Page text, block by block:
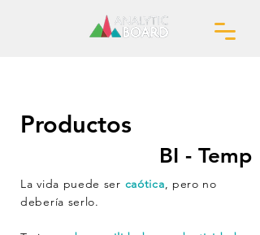
Productos
BI - Temp
La vida puede ser caótica, pero no
debería serlo.